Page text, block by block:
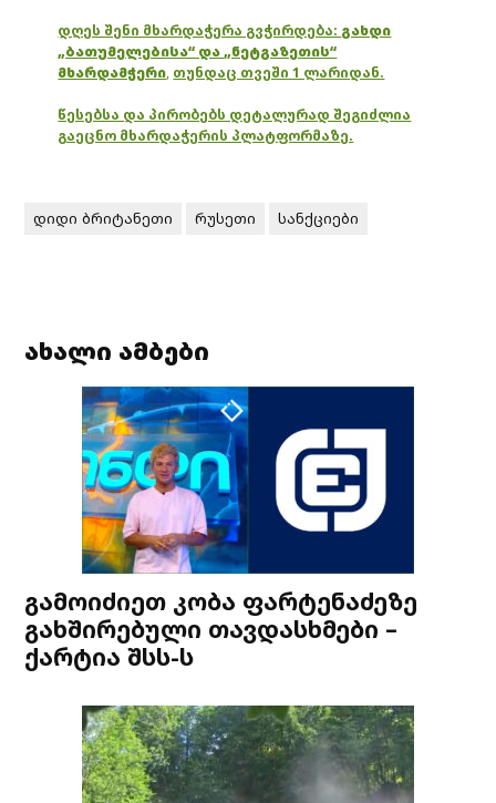
დღეს შენი მხარდაჭერა გვჭირდება: გახდი
„ბათუმელებისა“ და „ნეტგაზეთის“
მხარდამჭერი, თუნდაც თვეში 1 ლარიდან.
წესებსა და პირობებს დეტალურად შეგიძლია
გაეცნო მხარდაჭერის პლატფორმაზე.
დიდი ბრიტანეთი რუსეთი სანქციები
ახალი ამბები
გამოიძიეთ კობა ფარტენაძეზე
გახშირებული თავდასხმები –
ქარტია შსს-ს